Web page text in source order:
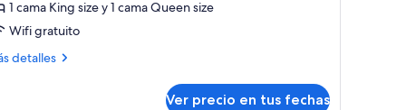
1 cama King size y 1 cama Queen size
Wifi gratuito
detalles
Ver precio en tus fechas